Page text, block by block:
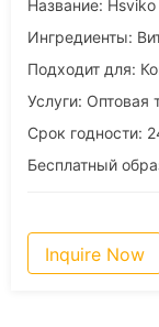
Ингредиенты:
Подходит для:
Срок годности:
Бесплатный
Inquire Now